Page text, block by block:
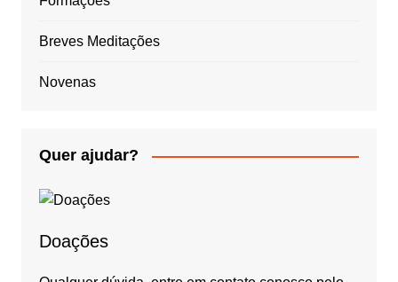
Breves Meditações
Novenas
Quer ajudar?
Doações